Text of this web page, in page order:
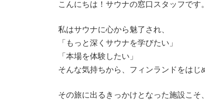
こんにちは！サウナの窓口スタッフです。
私はサウナに心から魅了され、
「もっと深くサウナを学びたい」
「本場を体験したい」
そんな気持ちから、フィンランドをはじ
その旅に出るきっかけとなった施設こそ、